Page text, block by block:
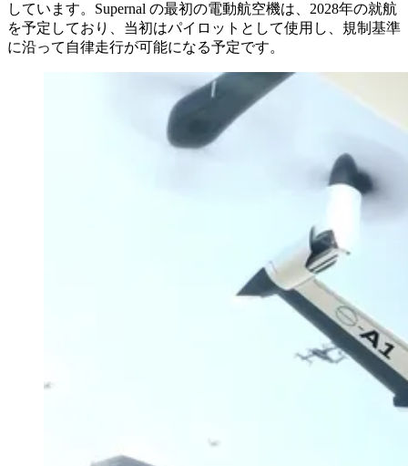
しています。Supernal の最初の電動航空機は、2028年の就航
を予定しており、当初はパイロットとして使用し、規制基準
に沿って自律走行が可能になる予定です。